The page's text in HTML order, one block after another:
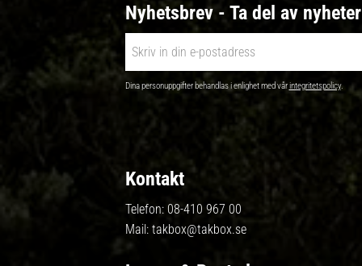
Nyhetsbrev - Ta del av
Dina personuppgifter behandlas i enlighet med vårintegritetspolicy.
Kontakt
Telefon: 08-410 967 00
Mail: takbox@takbox.se